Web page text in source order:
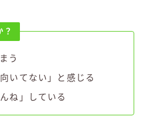
？
う
いてない」と感じる
ね」している